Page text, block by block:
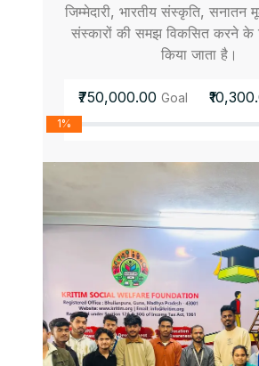
जिम्मेदारी, भारतीय संस्कृति, सनातन
संस्कारों की समझ विकसित करने के
किया जाता है।
₹750,000.00 Goal
1%